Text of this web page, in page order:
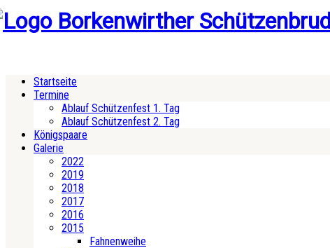
Startseite
Termine
Ablauf Schützenfest 1. Tag
Ablauf Schützenfest 2. Tag
Königspaare
Galerie
2022
2019
2018
2017
2016
2015
Fahnenweihe